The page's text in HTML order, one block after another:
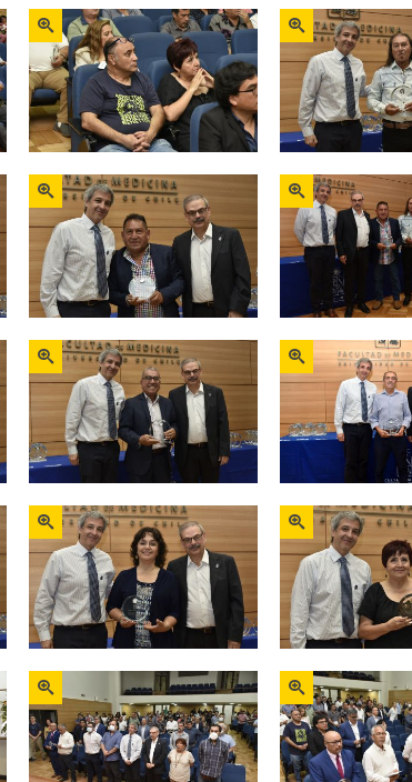
Zoom Zoom
Zoom Zoom
Zoom Zoom
Zoom Zoom
Zoom Zoom